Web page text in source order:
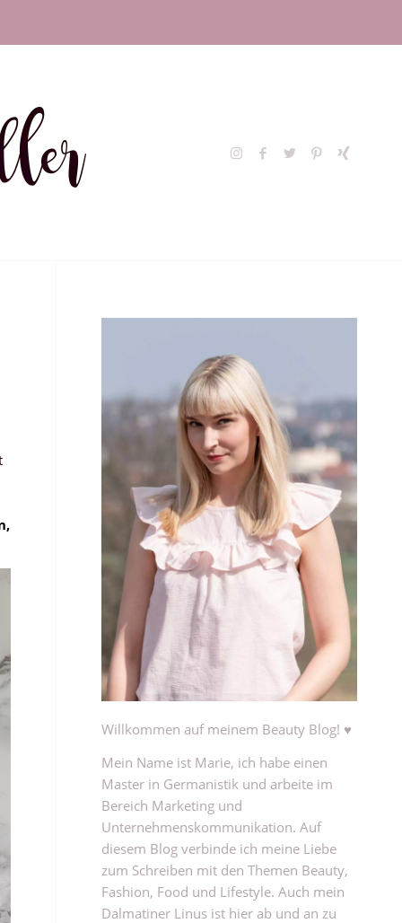
Willkommen auf meinem Beauty Blog! ♥
Mein Name ist Marie, ich habe einen
Master in Germanistik und arbeite im
Bereich Marketing und
Unternehmenskommunikation. Auf
diesem Blog verbinde ich meine Liebe
zum Schreiben mit den Themen Beauty,
Fashion, Food und Lifestyle. Auch mein
Dalmatiner Linus ist hier ab und an zu